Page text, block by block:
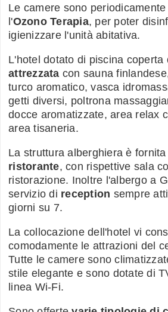
Le camere sono
l'Ozono Terapia, per poter
igienizzare l'unità abitativa.
L'hotel dotato di piscina coperta
attrezzata con sauna
turco aromatico, vasca
getti diversi, poltrona
docce aromatizzate, area relax
area tisaneria.
La struttura alberghiera è
ristorante, con rispettive sala
ristorazione. Inoltre l'albergo a
servizio di reception sempre
giorni su 7.
La collocazione dell'hotel vi
comodamente le attrazioni del
Tutte le camere sono
stile elegante e sono dotate di
linea Wi-Fi.